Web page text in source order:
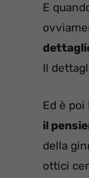
E
Il
Ed è
il
della
ottici